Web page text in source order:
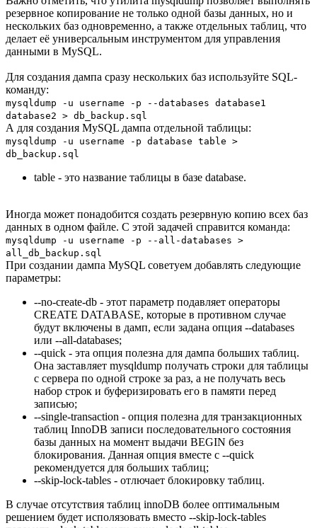
резервное копирование не только одной базы данных, но и
нескольких баз одновременно, а также отдельных таблиц, что
делает её универсальным инструментом для управления
данными в MySQL.
Для создания дампа сразу нескольких баз используйте SQL-
команду:
mysqldump -u username -p --databases database1
database2 > db_backup.sql
А для создания MySQL дампа отдельной таблицы:
mysqldump -u username -p database table >
db_backup.sql
table - это название таблицы в базе database.
Иногда может понадобится создать резервную копию всех баз
данных в одном файле. С этой задачей справится команда:
mysqldump -u username -p --all-databases >
all_db_backup.sql
При создании дампа MySQL советуем добавлять следующие
параметры:
--no-create-db - этот параметр подавляет операторы
CREATE DATABASE, которые в противном случае
будут включены в дамп, если задана опция --databases
или --all-databases;
--quick - эта опция полезна для дампа больших таблиц.
Она заставляет mysqldump получать строки для таблицы
с сервера по одной строке за раз, а не получать весь
набор строк и буферизировать его в памяти перед
записью;
--single-transaction - опция полезна для транзакционных
таблиц InnoDB записи последовательного состояния
базы данных на момент выдачи BEGIN без
блокирования. Данная опция вместе с --quick
рекомендуется для больших таблиц;
--skip-lock-tables - отлючает блокировку таблиц.
В случае отсутствия таблиц innoDB более оптимальным
решением будет исполязовать вместо --skip-lock-tables